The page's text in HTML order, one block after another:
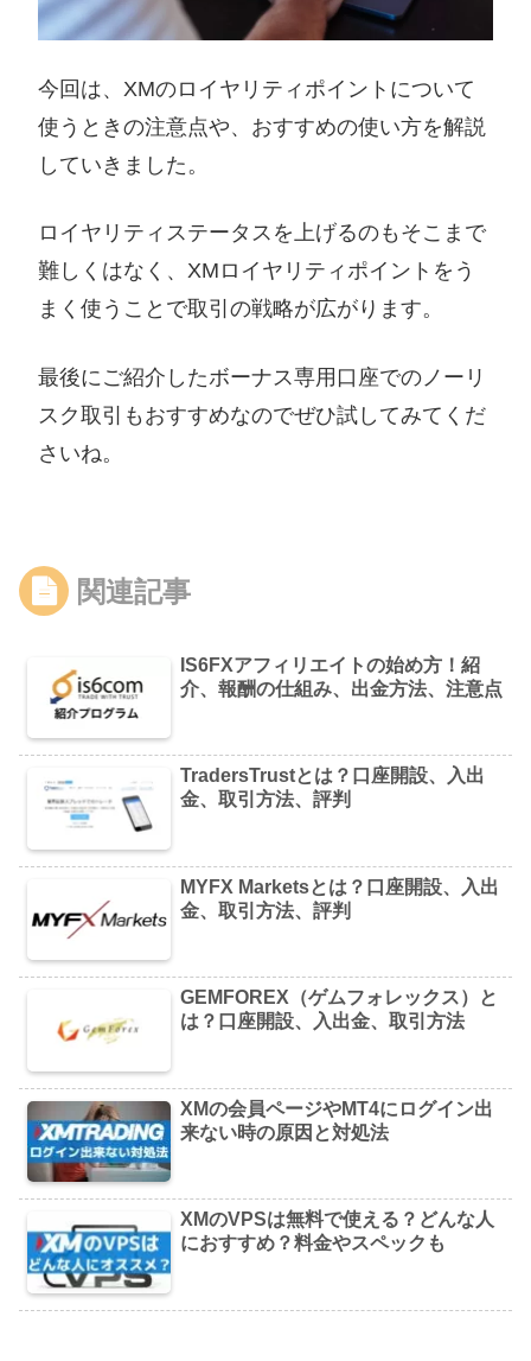
今回は、XMのロイヤリティポイントについて
使うときの注意点や、おすすめの使い方を解説
していきました。
ロイヤリティステータスを上げるのもそこまで
難しくはなく、XMロイヤリティポイントをう
まく使うことで取引の戦略が広がります。
最後にご紹介したボーナス専用口座でのノーリ
スク取引もおすすめなのでぜひ試してみてくだ
さいね。
関連記事
IS6FXアフィリエイトの始め方！紹
介、報酬の仕組み、出金方法、注意点
TradersTrustとは？口座開設、入出
金、取引方法、評判
MYFX Marketsとは？口座開設、入出
金、取引方法、評判
GEMFOREX（ゲムフォレックス）と
は？口座開設、入出金、取引方法
XMの会員ページやMT4にログイン出
来ない時の原因と対処法
XMのVPSは無料で使える？どんな人
におすすめ？料金やスペックも